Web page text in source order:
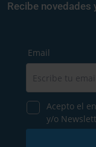
Recibe novedades